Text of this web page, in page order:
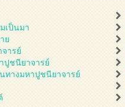
เป็นมา
ย
ารย์
ปูชนียาจารย์
ทางมหาปูชนียาจารย์